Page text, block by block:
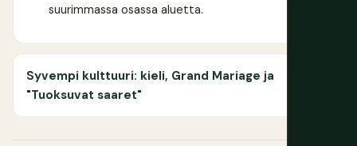
suurimmassa osassa aluetta.
Syvempi kulttuuri: kieli, Grand Mariage ja
"Tuoksuvat saaret"